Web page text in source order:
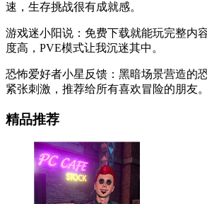
速，生存挑战很有成就感。
游戏迷小阳说：免费下载就能玩完整内
度高，PVE模式让我沉迷其中。
恐怖爱好者小星反馈：黑暗场景营造的
紧张刺激，推荐给所有喜欢冒险的朋友。
精品推荐